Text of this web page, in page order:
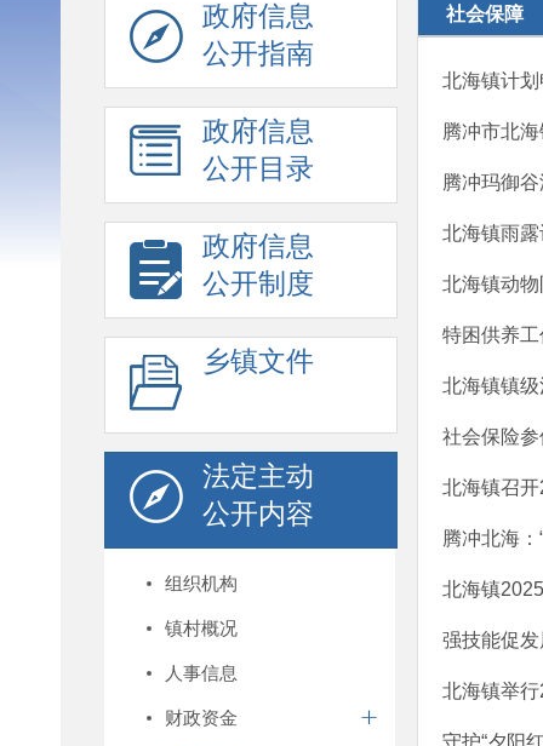
政府信息
公开指南
政府信息
公开目录
政府信息
公开制度
乡镇文件
法定主动
公开内容
组织机构
镇村概况
人事信息
财政资金
社会保障
北海镇计
腾冲市北
腾冲玛御
北海镇雨
北海镇动
特困供养工
北海镇镇
社会保险
北海镇召
腾冲北海：
北海镇
强技能促
北海镇举行
守护“夕阳